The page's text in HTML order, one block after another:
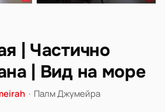
| Частично
| Вид на море
· Палм Джумейра